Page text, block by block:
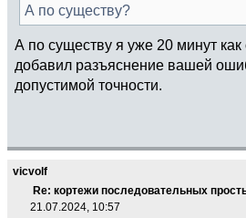
А по существу?
А по существу я уже 20 минут как
добавил разъяснение вашей
допустимой точности.
vicvolf
Re: кортежи последовательных
21.07.2024, 10:57